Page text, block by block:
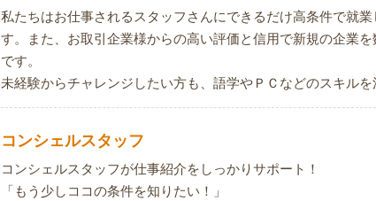
私たちはお仕事されるスタッフさんにできるだけ高条件で就
す。また、お取引企業様からの高い評価と信用で新規の企業
です。
未経験からチャレンジしたい方も、語学やＰＣなどのスキル
コンシェルスタッフ
コンシェルスタッフが仕事紹介をしっかりサポート！
「もう少しココの条件を知りたい！」